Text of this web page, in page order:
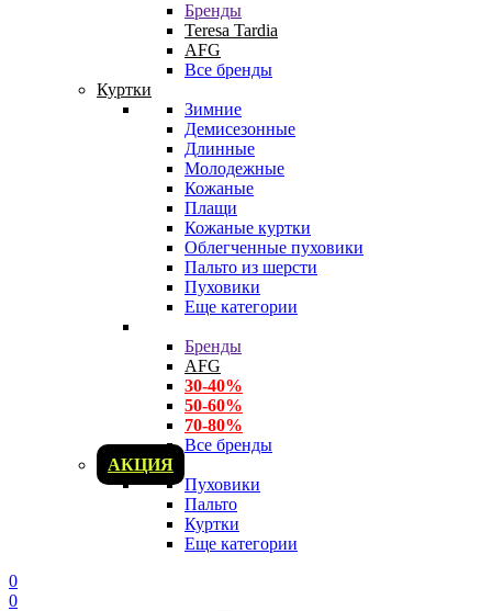
Бренды
Teresa Tardia
AFG
Все бренды
Куртки
Зимние
Демисезонные
Длинные
Молодежные
Кожаные
Плащи
Кожаные куртки
Облегченные пуховики
Пальто из шерсти
Пуховики
Еще категории
Бренды
AFG
30-40%
50-60%
70-80%
Все бренды
АКЦИЯ
Пуховики
Пальто
Куртки
Еще категории
0
0